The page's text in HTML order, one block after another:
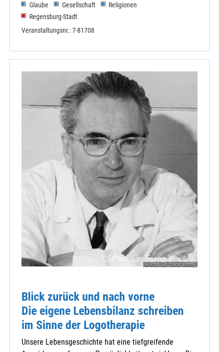
Glaube
Gesellschaft
Religionen
Regensburg-Stadt
Veranstaltungsnr.: 7-81708
© Prof. Dr. Franz Vesely
Blick zurück und nach vorne
Die eigene Lebensbilanz schreiben
im Sinne der Logotherapie
Unsere Lebensgeschichte hat eine tiefgreifende